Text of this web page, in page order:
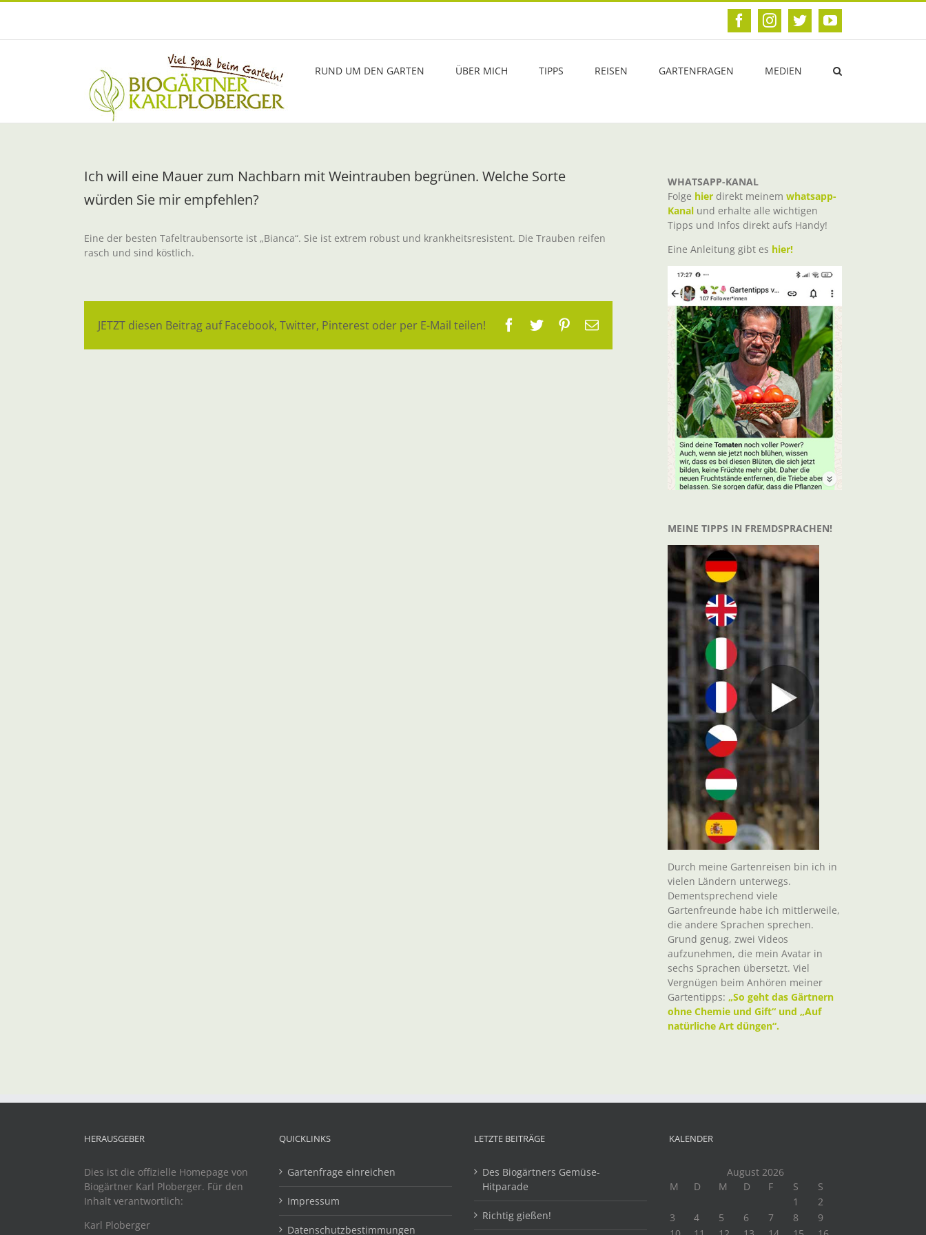
Zum
FacebookInstagram
TwitterYouTube
RUND UM DEN GARTEN ÜBER MICH TIPPS REISEN GARTENFRAGEN MEDIEN
Ich will eine Mauer zum Nachbarn mit Weintrauben begrünen. Welche Sorte
würden Sie mir empfehlen?
Eine der besten Tafeltraubensorte ist „Bianca“. Sie ist extrem robust und krankheitsresistent. Die Trauben reifen
rasch und sind köstlich.
JETZT diesen Beitrag auf Facebook, Twitter, Pinterest oder per E-Mail teilen! Facebook
TwitterPinterest
E-
WHATSAPP-KANAL
Folge hier direkt meinem whatsapp-
Kanal und erhalte alle wichtigen
Tipps und Infos direkt aufs Handy!
Eine Anleitung gibt es hier!
MEINE TIPPS IN FREMDSPRACHEN!
Durch meine Gartenreisen bin ich in
vielen Ländern unterwegs.
Dementsprechend viele
Gartenfreunde habe ich mittlerweile,
die andere Sprachen sprechen.
Grund genug, zwei Videos
aufzunehmen, die mein Avatar in
sechs Sprachen übersetzt. Viel
Vergnügen beim Anhören meiner
Gartentipps: „So geht das Gärtnern
ohne Chemie und Gift“ und „Auf
natürliche Art düngen“.
HERAUSGEBER
Dies ist die offizielle Homepage von
Biogärtner Karl Ploberger. Für den
Inhalt verantwortlich:
Karl Ploberger
QUICKLINKS
Gartenfrage einreichen
Impressum
Datenschutzbestimmungen
LETZTE BEITRÄGE
Des Biogärtners Gemüse-
Hitparade
Richtig gießen!
KALENDER
August 2026
M
D M D F S
S
1
2
3
4 5 6 7 8
9